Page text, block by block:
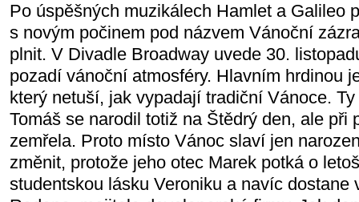
Po úspěšných muzikálech Hamlet a Galileo
s novým počinem pod názvem Vánoční
plnit. V Divadle Broadway uvede 30.
pozadí vánoční atmosféry. Hlavním hrdinou
který netuší, jak vypadají tradiční Vánoce.
Tomáš se narodil totiž na Štědrý den, ale při
zemřela. Proto místo Vánoc slaví jen
změnit, protože jeho otec Marek potká o
studentskou lásku Veroniku a navíc dostane